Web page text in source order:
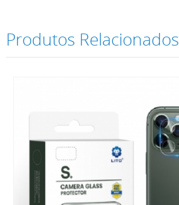
Produtos Relacionados